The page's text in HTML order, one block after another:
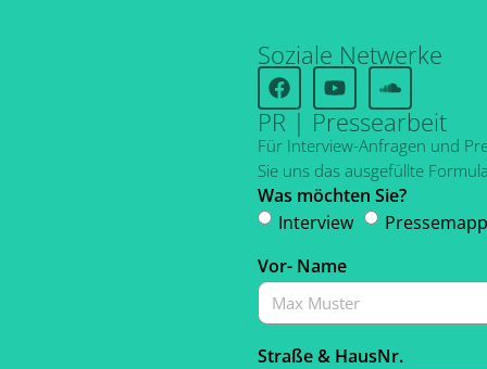
Soziale Netwerke
PR | Pressearbeit
Für Interview-Anfragen und
Sie uns das ausgefüllte
Was möchten Sie?
Interview
Vor- Name
Straße & HausNr.